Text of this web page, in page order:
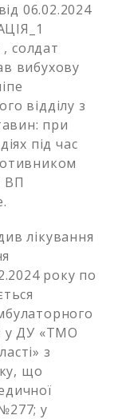
06.02.2024
солдат
вибухову
відділу з
при
під час
ВП
лікування
року по
у ДУ «ТМО
з
що
у